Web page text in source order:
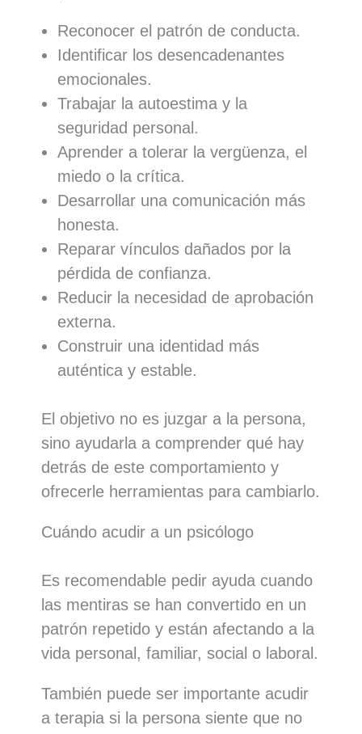
Reconocer el patrón de conducta.
Identificar los desencadenantes
emocionales.
Trabajar la autoestima y la
seguridad personal.
Aprender a tolerar la vergüenza, el
miedo o la crítica.
Desarrollar una comunicación más
honesta.
Reparar vínculos dañados por la
pérdida de confianza.
Reducir la necesidad de aprobación
externa.
Construir una identidad más
auténtica y estable.
El objetivo no es juzgar a la persona,
sino ayudarla a comprender qué hay
detrás de este comportamiento y
ofrecerle herramientas para cambiarlo.
Cuándo acudir a un psicólogo
Es recomendable pedir ayuda cuando
las mentiras se han convertido en un
patrón repetido y están afectando a la
vida personal, familiar, social o laboral.
También puede ser importante acudir
a terapia si la persona siente que no